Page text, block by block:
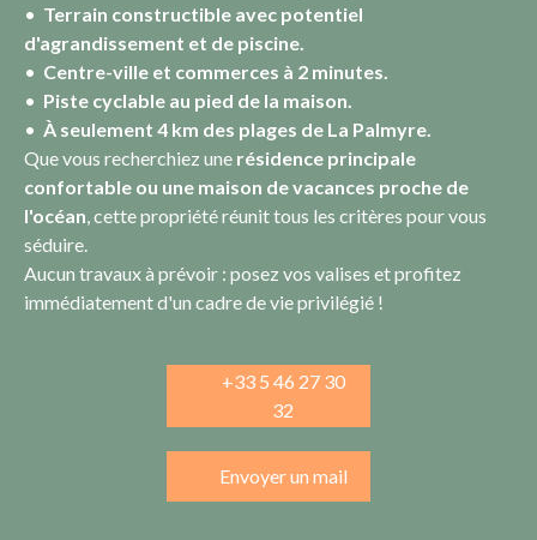
Terrain constructible avec potentiel
d'agrandissement et de piscine.
Centre-ville et commerces à 2 minutes.
Piste cyclable au pied de la maison.
À seulement 4 km des plages de La Palmyre.
Que vous recherchiez une résidence principale
confortable ou une maison de vacances proche de
l'océan, cette propriété réunit tous les critères pour vous
séduire.
Aucun travaux à prévoir : posez vos valises et profitez
immédiatement d'un cadre de vie privilégié !
+33 5 46 27 30
32
Envoyer un mail